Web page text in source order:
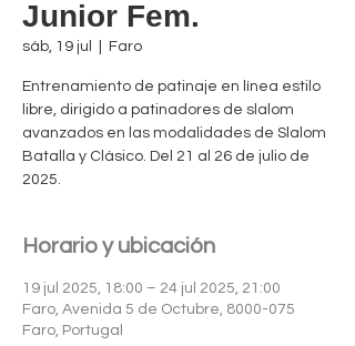
Junior Fem.
sáb, 19 jul Faro
Entrenamiento de patinaje en línea estilo
libre, dirigido a patinadores de slalom
avanzados en las modalidades de Slalom
Batalla y Clásico. Del 21 al 26 de julio de
2025.
Horario y ubicación
19 jul 2025, 18:00 – 24 jul 2025, 21:00
Faro, Avenida 5 de Octubre, 8000-075
Faro, Portugal